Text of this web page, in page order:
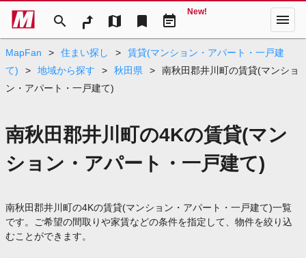
search map bookmark event_note
New! menu
MapFan > 住まい探し >
賃貸(マンション・アパート・一戸建
て)
> 地域から探す > 秋田県 >
南秋田郡井川町の賃貸(マンショ
ン・アパート・一戸建て)
南秋田郡井川町の4Kの賃貸(マン
ション・アパート・一戸建て)
南秋田郡井川町の4Kの賃貸(マンション・アパート・一戸建て)一覧
です。ご希望の間取りや家賃などの条件を指定して、物件を絞り込
むことができます。